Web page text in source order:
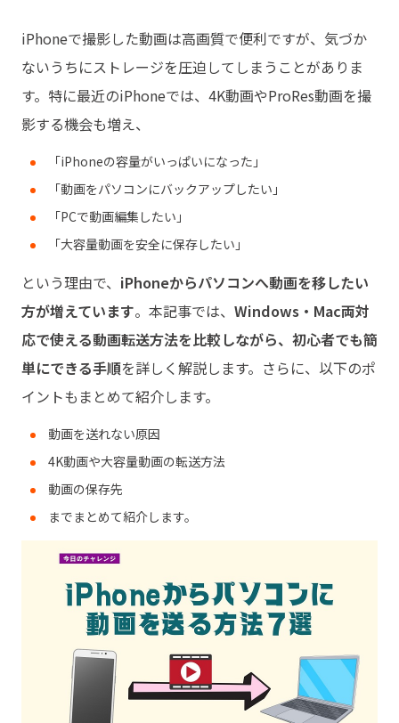
iPhoneで撮影した動画は高画質で便利ですが、気づか
ないうちにストレージを圧迫してしまうことがありま
す。特に最近のiPhoneでは、4K動画やProRes動画を撮
影する機会も増え、
「iPhoneの容量がいっぱいになった」
「動画をパソコンにバックアップしたい」
「PCで動画編集したい」
「大容量動画を安全に保存したい」
という理由で、 iPhoneからパソコンへ動画を移したい
方が増えています。本記事では、 Windows・Mac両対
応で使える動画転送方法を比較しながら、初心者でも簡
単にできる手順を詳しく解説します。さらに、以下のポ
イントもまとめて紹介します。
動画を送れない原因
4K動画や大容量動画の転送方法
動画の保存先
までまとめて紹介します。